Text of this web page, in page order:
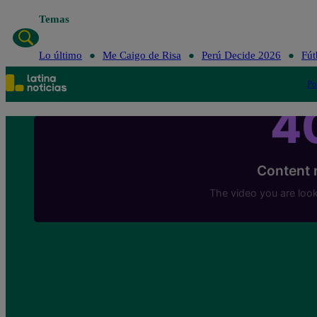
Temas
Lo último Me Caigo de Risa Perú Decide 2026